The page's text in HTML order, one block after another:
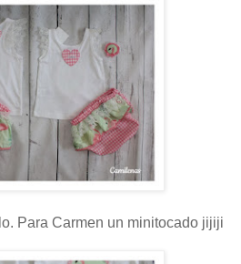
Para Carmen un minitocado jijiji